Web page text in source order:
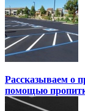
Рассказываем о
помощью